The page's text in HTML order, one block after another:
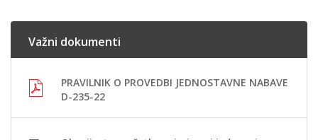
Važni dokumenti
PRAVILNIK O PROVEDBI JEDNOSTAVNE NABAVE
D-235-22